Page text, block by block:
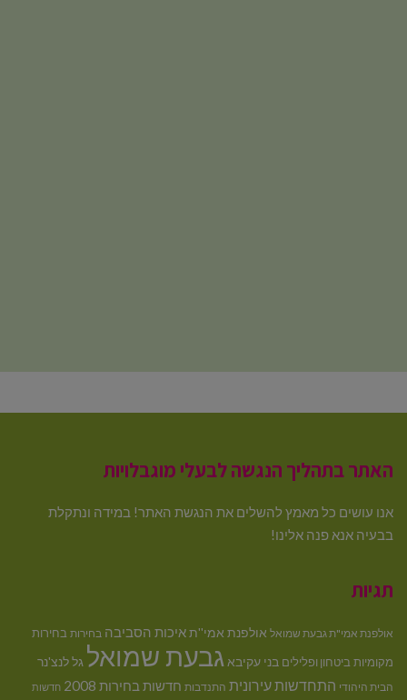
האתר בתהליך הנגשה לבעלי מוגבלויות
אנו עושים כל מאמץ להשלים את הנגשת האתר! במידה ונתקלת
בבעיה אנא פנה אלינו!
תגיות
אולפנת אמי"ת גבעת שמואל אולפנת אמי''תאיכות הסביבה בחירות בחירות
מקומיות ביטחון ופלילים בני עקיבא גבעת שמואל גל לנצ'נר
הבית היהודי התחדשות עירונית התנדבות חדשות בחירות 2008 חדשות